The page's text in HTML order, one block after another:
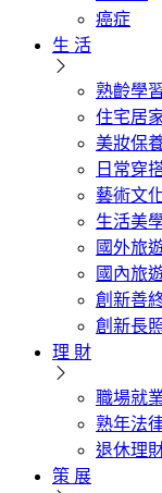
癌症
生 活
熟齡學
住宅居
美妝保
日常穿
藝術文
生活美
國外旅
國內旅
創新善
創新長
理 財
職場就
熟年法
退休理
策 展